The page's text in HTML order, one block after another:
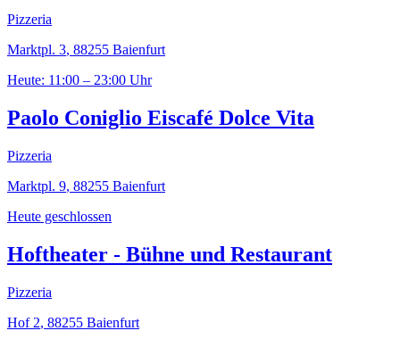
Pizzeria
Marktpl. 3, 88255 Baienfurt
Heute: 11:00 – 23:00 Uhr
Paolo Coniglio Eiscafé Dolce Vita
Pizzeria
Marktpl. 9, 88255 Baienfurt
Heute geschlossen
Hoftheater - Bühne und Restaurant
Pizzeria
Hof 2, 88255 Baienfurt